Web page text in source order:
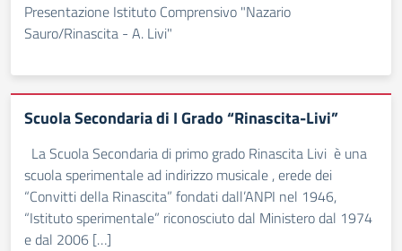
Presentazione Istituto Comprensivo "Nazario
Sauro/Rinascita - A. Livi"
Scuola Secondaria di I Grado “Rinascita-Livi”
La Scuola Secondaria di primo grado Rinascita Livi è una
scuola sperimentale ad indirizzo musicale , erede dei
“Convitti della Rinascita” fondati dall’ANPI nel 1946,
“Istituto sperimentale” riconosciuto dal Ministero dal 1974
e dal 2006 […]